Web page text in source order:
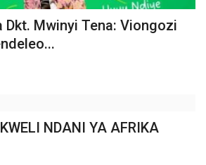
ya Udhamini wa
Dkt. Mwinyi Tena: Viongozi
NDANI YA AFRIKA